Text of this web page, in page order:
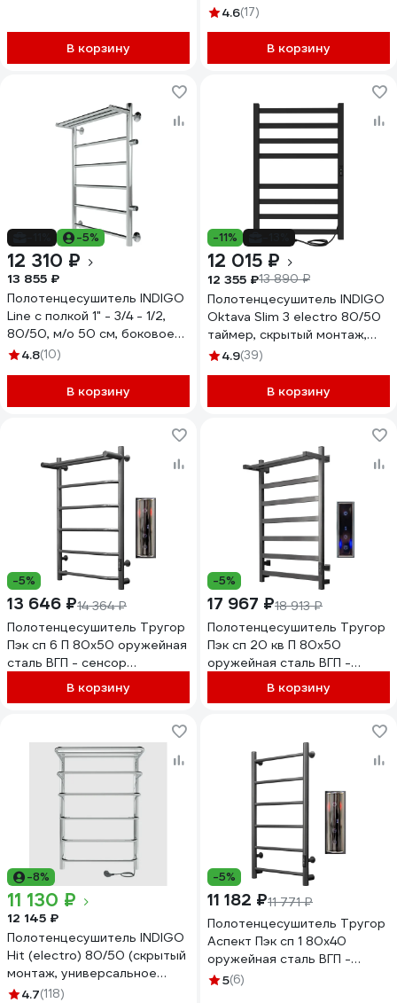
В корзину
4670078530271
4.6(17)
В корзину
-5%
12 310 ₽
13 855 ₽
Полотенцесушитель INDIGO
Line с полкой 1" - 3/4 - 1/2,
80/50, м/о 50 см, боковое
подключение справа
4.8(10)
В корзину
-11%
12 015 ₽
12 355 ₽13 890 ₽
Полотенцесушитель INDIGO
Oktava Slim 3 electro 80/50
таймер, скрытый монтаж,
универсальное подключение
4.9(39)
В корзину
-5%
13 646 ₽14 364 ₽
Полотенцесушитель Тругор
Пэк сп 6 П 80х50 оружейная
сталь ВГП - сенсор
НФ-00000198В корзину
-5%
17 967 ₽18 913 ₽
Полотенцесушитель Тругор
Пэк сп 20 кв П 80х50
оружейная сталь ВГП -
сенсор НФ-00000197
В корзину
-8%
11 130 ₽
12 145 ₽
Полотенцесушитель INDIGO
Hit (electro) 80/50 (скрытый
монтаж, универсальное
подключение R/L,
4.7(118)
-5%
11 182 ₽11 771 ₽
Полотенцесушитель Тругор
Аспект Пэк сп 1 80х40
оружейная сталь ВГП -
сенсор НФ-00000190
5(6)